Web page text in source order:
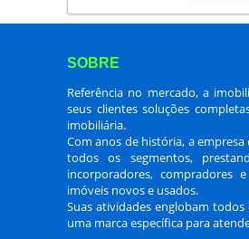
SOBRE
Referência no mercado, a
seus clientes soluções
imobiliária.
Com anos de história, a empresa
todos os segmentos,
incorporadores, compradores
imóveis novos e usados.
Suas atividades englobam todos
uma marca específica para